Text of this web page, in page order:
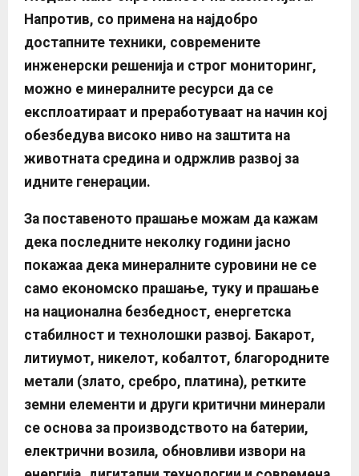
Напротив, со примена на најдобро
достапните техники, современите
инженерски решенија и строг мониторинг,
можно е минералните ресурси да се
експлоатираат и преработуваат на начин кој
обезбедува високо ниво на заштита на
животната средина и одржлив развој за
идните генерации.
За поставеното прашање можам да кажам
дека последните неколку години јасно
покажаа дека минералните суровини не се
само економско прашање, туку и прашање
на национална безбедност, енергетска
стабилност и технолошки развој. Бакарот,
литиумот, никелот, кобалтот, благородните
метали (злато, сребро, платина), ретките
земни елементи и други критични минерали
се основа за производството на батерии,
електрични возила, обновливи извори на